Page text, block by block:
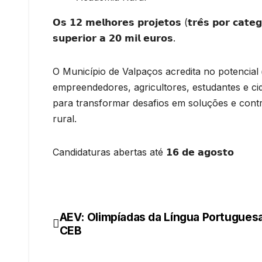
𝗢𝘀 𝟭𝟮 𝗺𝗲𝗹𝗵𝗼𝗿𝗲𝘀 𝗽𝗿𝗼𝗷𝗲𝘁𝗼𝘀 (𝘁𝗿𝗲̂𝘀 𝗽𝗼𝗿
𝘀𝘂𝗽𝗲𝗿𝗶𝗼𝗿 𝗮 𝟮𝟬 𝗺𝗶𝗹 𝗲𝘂𝗿𝗼𝘀.
O Município de Valpaços acredita no
empreendedores, agricultores, estudantes e
para transformar desafios em soluções e
rural.
Candidaturas abertas até 𝟭𝟲 𝗱𝗲 𝗮𝗴𝗼𝘀𝘁𝗼
Navegação
AEV: Olimpíadas da Língua
CEB